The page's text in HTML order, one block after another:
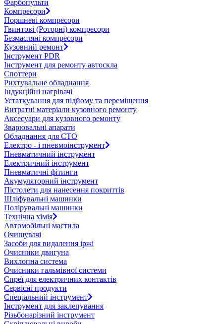
Фарбопульти
Компресори
Поршневі компресори
Гвинтові (Роторні) компресори
Безмасляні компресори
Кузовний ремонт
Інструмент PDR
Інструмент для ремонту автоскла
Споттери
Рихтувальне обладнання
Індукційні нагрівачі
Устаткування для підйому та переміщення
Витратні матеріали кузовного ремонту
Аксесуари для кузовного ремонту
Зварювальні апарати
Обладнання для СТО
Електро - і пневмоінструмент
Пневматичний інструмент
Електричний інструмент
Пневматичні фітинги
Акумуляторний інструмент
Пістолети для нанесення покриттів
Шліфувальні машинки
Полірувальні машинки
Технічна хімія
Автомобільні мастила
Очищувачі
Засоби для видалення іржі
Очисники двигуна
Вихлопна система
Очисники гальмівної системи
Спреї для електричних контактів
Сервісні продукти
Спеціальний інструмент
Інструмент для заклепування
Різьбонарізний інструмент